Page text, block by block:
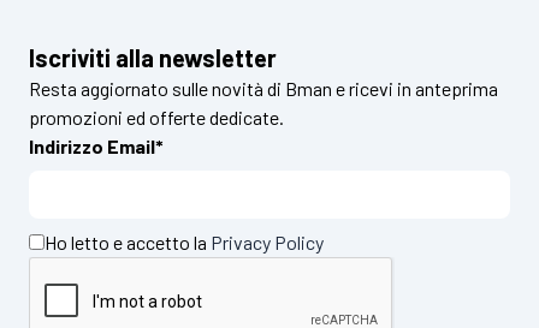
Iscriviti alla newsletter
Resta aggiornato sulle novità di Bman e ricevi in anteprima
promozioni ed offerte dedicate.
Indirizzo Email*
Ho letto e accetto la Privacy Policy